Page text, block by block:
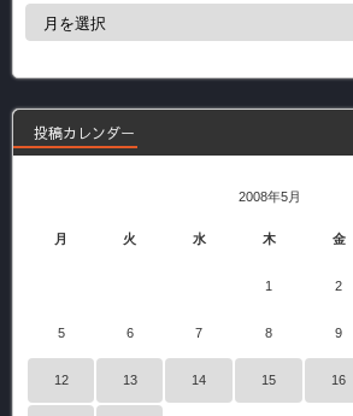
過
事
投稿カレンダー
2008年5月
月 火 水 木 金
1 2
5 6 7 8 9
12 13 14 15 16